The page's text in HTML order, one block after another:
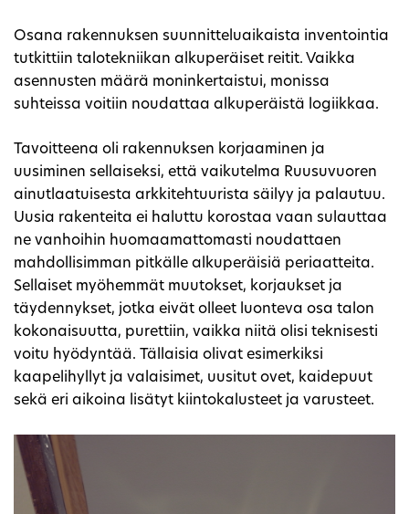
Osana rakennuksen suunnitteluaikaista inventointia
tutkittiin talotekniikan alkuperäiset reitit. Vaikka
asennusten määrä moninkertaistui, monissa
suhteissa voitiin noudattaa alkuperäistä logiikkaa.
Tavoitteena oli rakennuksen korjaaminen ja
uusiminen sellaiseksi, että vaikutelma Ruusuvuoren
ainutlaatuisesta arkkitehtuurista säilyy ja palautuu.
Uusia rakenteita ei haluttu korostaa vaan sulauttaa
ne vanhoihin huomaamattomasti noudattaen
mahdollisimman pitkälle alkuperäisiä periaatteita.
Sellaiset myöhemmät muutokset, korjaukset ja
täydennykset, jotka eivät olleet luonteva osa talon
kokonaisuutta, purettiin, vaikka niitä olisi teknisesti
voitu hyödyntää. Tällaisia olivat esimerkiksi
kaapelihyllyt ja valaisimet, uusitut ovet, kaidepuut
sekä eri aikoina lisätyt kiintokalusteet ja varusteet.